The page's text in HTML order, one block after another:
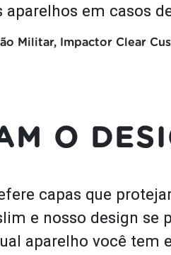
aparelhos em casos
O
capas que
e nosso design se
aparelho você tem